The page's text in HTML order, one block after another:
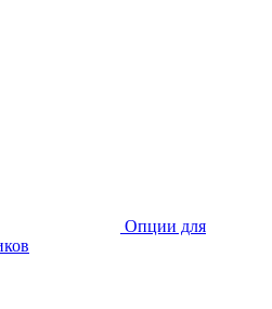
Опции для